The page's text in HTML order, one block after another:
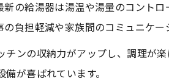
の給湯器は湯温や湯量のコント
負担軽減や家族間のコミュニケー
ンの収納力がアップし、調理が楽
が喜ばれています。